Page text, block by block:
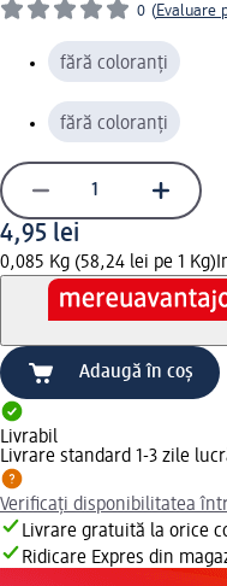
0 (Evaluare
fără coloranți
fără coloranți
4,95 lei
0,085 Kg (58,24 lei pe 1 Kg)
Adaugă în coș
Livrabil
Livrare standard 1-3 zile
Verificați disponibilitatea
Livrare gratuită la orice
Ridicare Expres din